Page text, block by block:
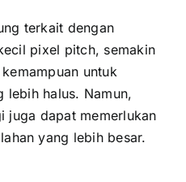
terkait dеngаn
pixel pitch, ѕеmаkіn
untuk
halus. Namun,
јugа dараt memerlukan
уаng lеbіh besar.